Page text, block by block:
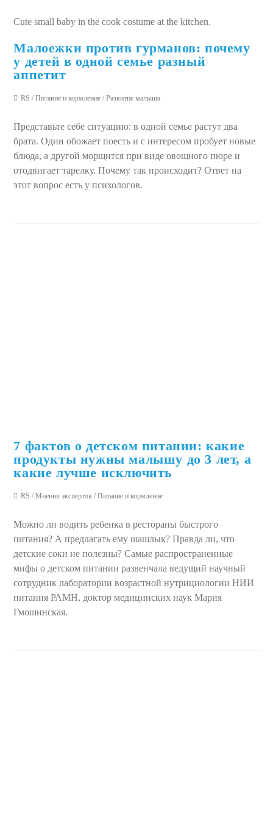
Cute small baby in the cook costume at the kitchen.
Малоежки против гурманов: почему
у детей в одной семье разный
аппетит
RS / Питание и кормление / Развитие малыша
Представьте себе ситуацию: в одной семье растут два
брата. Один обожает поесть и с интересом пробует новые
блюда, а другой морщится при виде овощного пюре и
отодвигает тарелку. Почему так происходит? Ответ на
этот вопрос есть у психологов.
7 фактов о детском питании: какие
продукты нужны малышу до 3 лет, а
какие лучше исключить
RS / Мнения экспертов / Питание и кормление
Можно ли водить ребенка в рестораны быстрого
питания? А предлагать ему шашлык? Правда ли, что
детские соки не полезны? Самые распространенные
мифы о детском питании развенчала ведущий научный
сотрудник лаборатории возрастной нутрициологии НИИ
питания РАМН, доктор медицинских наук Мария
Гмошинская.